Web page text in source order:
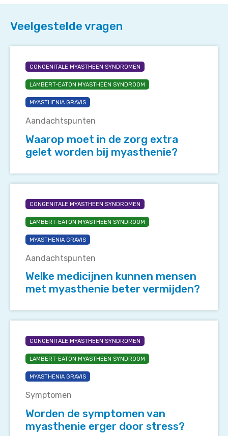
Veelgestelde vragen
moet
zorg
gelet
worden
CONGENITALE MYASTHEEN SYNDROMEN
LAMBERT-EATON MYASTHEEN SYNDROOM
MYASTHENIA GRAVIS
Aandachtspunten
Waarop moet in de zorg extra
gelet worden bij myasthenie?
medicijnen
mensen
beter
vermijden?
CONGENITALE MYASTHEEN SYNDROMEN
LAMBERT-EATON MYASTHEEN SYNDROOM
MYASTHENIA GRAVIS
Aandachtspunten
Welke medicijnen kunnen mensen
met myasthenie beter vermijden?
myasthenie
door
stress?
CONGENITALE MYASTHEEN SYNDROMEN
LAMBERT-EATON MYASTHEEN SYNDROOM
MYASTHENIA GRAVIS
Symptomen
Worden de symptomen van
myasthenie erger door stress?